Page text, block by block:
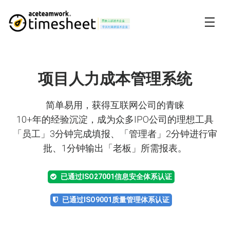
项目人力成本管理系统
简单易用，获得互联网公司的青睐
10+年的经验沉淀，成为众多IPO公司的理想工具
「员工」3分钟完成填报、「管理者」2分钟进行审
批、1分钟输出「老板」所需报表。
已通过ISO27001信息安全体系认证
已通过ISO9001质量管理体系认证